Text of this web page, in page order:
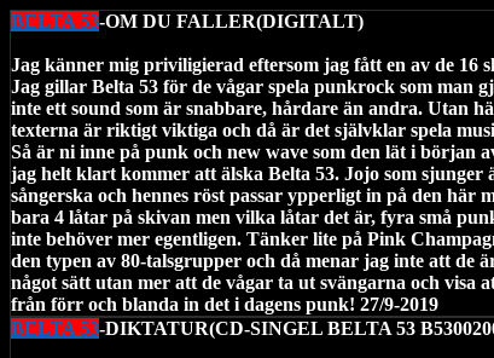
BELTA 53-OM DU FALLER(DIGITALT)
Jag känner mig priviligierad eftersom jag fått en av de 16
Jag gillar Belta 53 för de vågar spela punkrock som man
inte ett sound som är snabbare, hårdare än andra. Utan
texterna är riktigt viktiga och då är det självklar spela
Så är ni inne på punk och new wave som den lät i början
jag helt klart kommer att älska Belta 53. Jojo som sjunger
sångerska och hennes röst passar ypperligt in på den här
bara 4 låtar på skivan men vilka låtar det är, fyra små
inte behöver mer egentligen. Tänker lite på Pink
den typen av 80-talsgrupper och då menar jag inte att de
något sätt utan mer att de vågar ta ut svängarna och visa
från förr och blanda in det i dagens punk! 27/9-2019
BELTA 53-DIKTATUR(CD-SINGEL BELTA 53